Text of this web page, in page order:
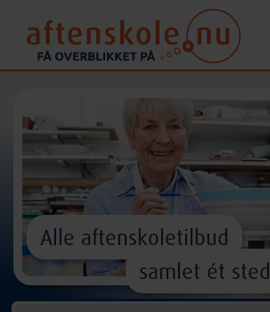
Alle aftenskoletilbud
samlet ét sted